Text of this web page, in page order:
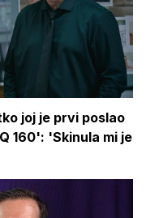
joj je prvi poslao
160': 'Skinula mi je